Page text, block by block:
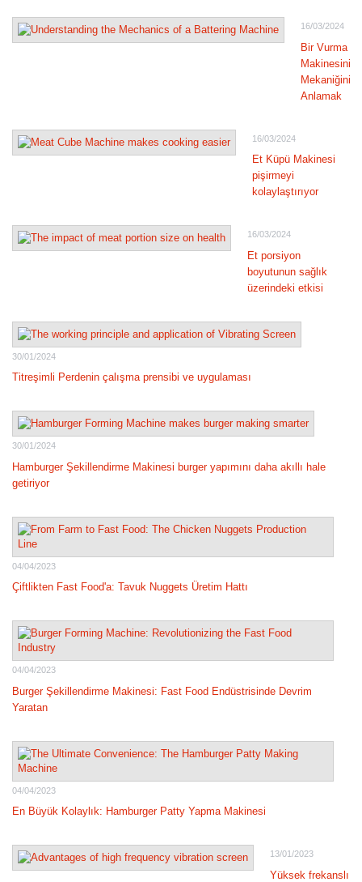
16/03/2024
Bir Vurma
Makinesinin
Mekaniğini
Anlamak
16/03/2024
Et Küpü Makinesi
pişirmeyi
kolaylaştırıyor
16/03/2024
Et porsiyon
boyutunun sağlık
üzerindeki etkisi
30/01/2024
Titreşimli Perdenin çalışma prensibi ve uygulaması
30/01/2024
Hamburger Şekillendirme Makinesi burger yapımını daha akıllı hale
getiriyor
04/04/2023
Çiftlikten Fast Food'a: Tavuk Nuggets Üretim Hattı
04/04/2023
Burger Şekillendirme Makinesi: Fast Food Endüstrisinde Devrim
Yaratan
04/04/2023
En Büyük Kolaylık: Hamburger Patty Yapma Makinesi
13/01/2023
Yüksek frekanslı